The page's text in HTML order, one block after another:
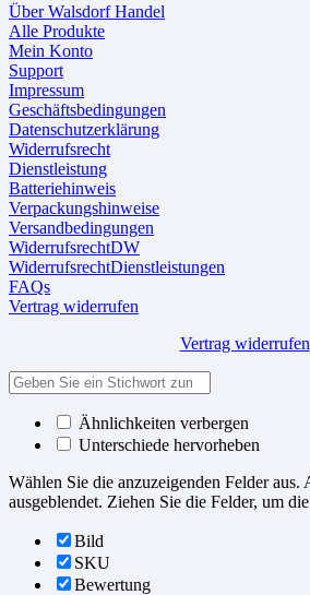
Über Walsdorf Handel
Alle Produkte
Mein Konto
Support
Impressum
Geschäftsbedingungen
Datenschutzerklärung
Widerrufsrecht
Dienstleistung
Batteriehinweis
Verpackungshinweise
Versandbedingungen
WiderrufsrechtDW
WiderrufsrechtDienstleistungen
FAQs
Vertrag widerrufen
Vertrag widerrufen
Ähnlichkeiten verbergen
Unterschiede hervorheben
Wählen Sie die anzuzeigenden Felder aus.
ausgeblendet. Ziehen Sie die Felder, um
Bild
SKU
Bewertung